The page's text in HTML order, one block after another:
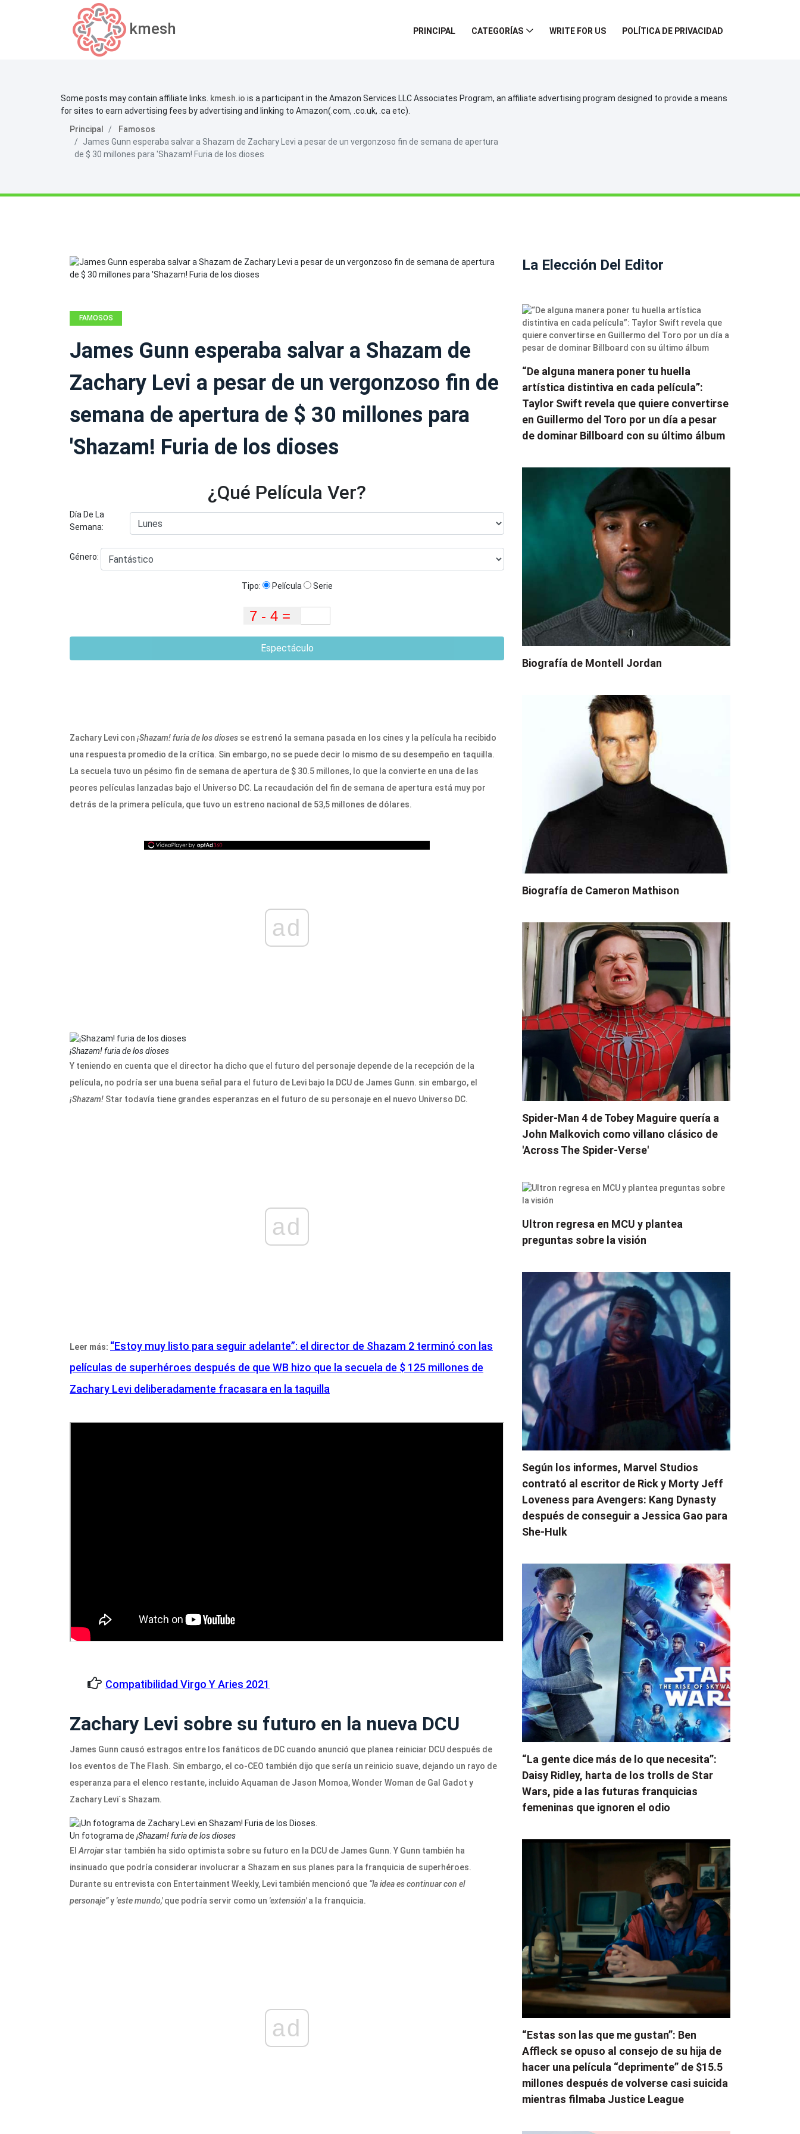
kmesh PRINCIPAL CATEGORÍAS WRITE FOR US POLÍTICA DE PRIVACIDAD
Some posts may contain affiliate links. kmesh.io is a participant in the Amazon Services LLC Associates Program, an affiliate advertising program designed to provide a means
for sites to earn advertising fees by advertising and linking to Amazon(.com, .co.uk, .ca etc).
Principal
Famosos
James Gunn esperaba salvar a Shazam de Zachary Levi a pesar de un vergonzoso fin de semana de apertura
de $ 30 millones para 'Shazam! Furia de los dioses
FAMOSOS
James Gunn esperaba salvar a Shazam de
Zachary Levi a pesar de un vergonzoso fin de
semana de apertura de $ 30 millones para
'Shazam! Furia de los dioses
¿Qué Película Ver?
Día De La
Semana:
Género:
Tipo: Película Serie
Espectáculo
Zachary Levi con ¡Shazam! furia de los dioses se estrenó la semana pasada en los cines y la película ha recibido
una respuesta promedio de la crítica. Sin embargo, no se puede decir lo mismo de su desempeño en taquilla.
La secuela tuvo un pésimo fin de semana de apertura de $ 30.5 millones, lo que la convierte en una de las
peores películas lanzadas bajo el Universo DC. La recaudación del fin de semana de apertura está muy por
detrás de la primera película, que tuvo un estreno nacional de 53,5 millones de dólares.
ad
¡Shazam! furia de los dioses
Y teniendo en cuenta que el director ha dicho que el futuro del personaje depende de la recepción de la
película, no podría ser una buena señal para el futuro de Levi bajo la DCU de James Gunn. sin embargo, el
¡Shazam! Star todavía tiene grandes esperanzas en el futuro de su personaje en el nuevo Universo DC.
ad
Leer más: “Estoy muy listo para seguir adelante”: el director de Shazam 2 terminó con las
películas de superhéroes después de que WB hizo que la secuela de $ 125 millones de
Zachary Levi deliberadamente fracasara en la taquilla
Compatibilidad Virgo Y Aries 2021
Zachary Levi sobre su futuro en la nueva DCU
James Gunn causó estragos entre los fanáticos de DC cuando anunció que planea reiniciar DCU después de
los eventos de The Flash. Sin embargo, el co-CEO también dijo que sería un reinicio suave, dejando un rayo de
esperanza para el elenco restante, incluido Aquaman de Jason Momoa, Wonder Woman de Gal Gadot y
Zachary Levi´s Shazam.
Un fotograma de ¡Shazam! furia de los dioses
El Arrojar star también ha sido optimista sobre su futuro en la DCU de James Gunn. Y Gunn también ha
insinuado que podría considerar involucrar a Shazam en sus planes para la franquicia de superhéroes.
Durante su entrevista con Entertainment Weekly, Levi también mencionó que “la idea es continuar con el
personaje”y 'este mundo,'que podría servir como un 'extensión'a la franquicia.
ad
La Elección Del Editor
“De alguna manera poner tu huella
artística distintiva en cada película”:
Taylor Swift revela que quiere convertirse
en Guillermo del Toro por un día a pesar
de dominar Billboard con su último álbum
Biografía de Montell Jordan
Biografía de Cameron Mathison
Spider-Man 4 de Tobey Maguire quería a
John Malkovich como villano clásico de
'Across The Spider-Verse'
Ultron regresa en MCU y plantea
preguntas sobre la visión
Según los informes, Marvel Studios
contrató al escritor de Rick y Morty Jeff
Loveness para Avengers: Kang Dynasty
después de conseguir a Jessica Gao para
She-Hulk
“La gente dice más de lo que necesita”:
Daisy Ridley, harta de los trolls de Star
Wars, pide a las futuras franquicias
femeninas que ignoren el odio
“Estas son las que me gustan”: Ben
Affleck se opuso al consejo de su hija de
hacer una película “deprimente” de $15.5
millones después de volverse casi suicida
mientras filmaba Justice League